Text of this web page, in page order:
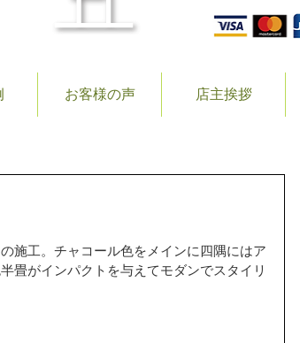
お客様の声 店主挨拶
施工。チャコール色をメインに四隅にはア
畳がインパクトを与えてモダンでスタイリ